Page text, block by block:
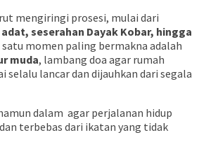
mengiringi prosesi, mulai dari
seserahan Dayak Kobar, hingga
satu momen paling bermakna adalah
muda, lambang doa agar rumah
selalu lancar dan dijauhkan dari segala
dalam agar perjalanan hidup
terbebas dari ikatan yang tidak